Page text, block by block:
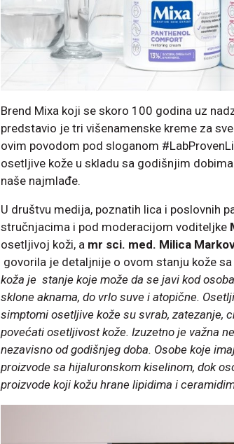
Brend Mixa koji se skoro 100 godina uz
predstavio je tri višenamenske kreme za
ovim povodom pod sloganom
osetljive kože u skladu sa godišnjim
naše najmlađe.
U društvu medija, poznatih lica i poslovnih
stručnjacima i pod moderacijom voditeljke
osetljivoj koži, a mr sci. med. Milica
govorila je detaljnije o ovom stanju kože
koža je stanje koje može da se javi kod
sklone aknama, do vrlo suve i atopične.
simptomi osetljive kože su svrab, zatezanje,
povećati osetljivost kože. Izuzetno je važna
nezavisno od godišnjeg doba. Osobe koje
proizvode sa hijaluronskom kiselinom, dok
proizvode koji kožu hrane lipidima i